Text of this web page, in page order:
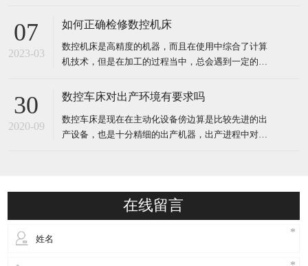
项进行综合的说明。高精度车床的几何精度反映机床
等）的几何形状误差及其组装后的几何形状误差。 包
括工作台面的平面度、各
07
2023-03
如何正确检修数控机床
数控机床是高精度的机器，而且在使用中综合了计算
机技术，但是在加工的过程当中，总会遇到一定的问
查出具体的故障。 数控机床检修： 一、走心机厂家
发生的原因，可它发生的过程是怎样的，只有这样才
能够排除故障，防止类
30
2020-09
数控车床对出产环境有要求吗
数控车床是现在在主动化设备傍边算是比较先进的出
产设备，也是十分精细的出产机器，出产进程中对准
产环境也是有必定的要求，防止数控车床的方位要原
理振源，且不能有阳光直
在线留言